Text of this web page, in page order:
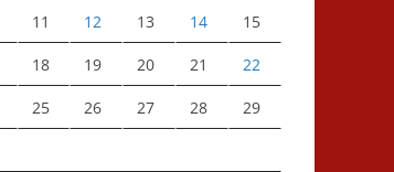
11 12 13 14 15
18 19 20 21 22
25 26 27 28 29